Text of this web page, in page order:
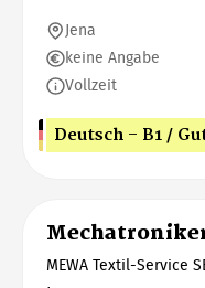
Jena
keine Angabe
Vollzeit
Deutsch - B1 /
MEWA Textil-Service